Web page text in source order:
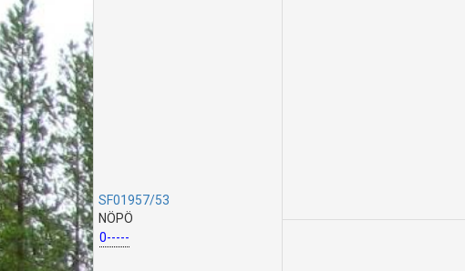
SF01957/53
NÖPÖ
0-----